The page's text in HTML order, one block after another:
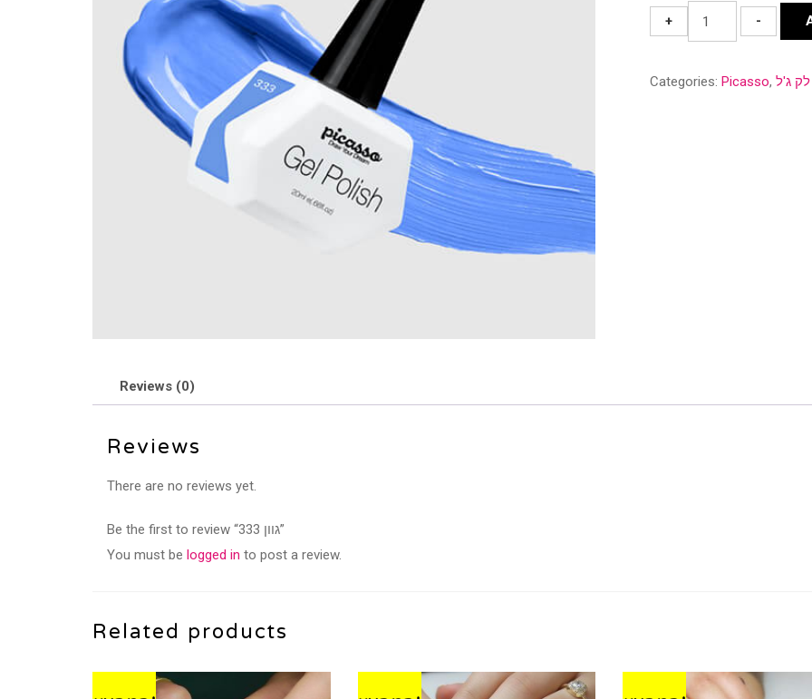
+
גוון
333
-
Categories: Picasso, לק ג'ל
Reviews (0)
Reviews
There are no reviews yet.
Be the first to review “גוון 333”
You must be logged in to post a review.
Related products